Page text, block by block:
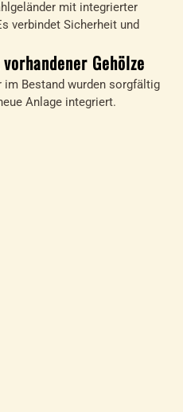
mit integrierter
verbindet Sicherheit und
Gehölze
im Bestand wurden sorgfältig
Anlage integriert.